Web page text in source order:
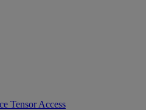
Tensor Access